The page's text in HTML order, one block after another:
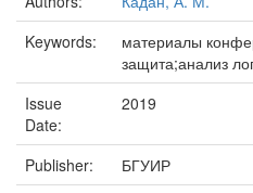
Keywords:
материалы
защита;анализ
Issue
Date:
2019
Publisher:
БГУИР